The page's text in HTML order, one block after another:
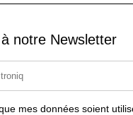
notre Newsletter
mes données soient